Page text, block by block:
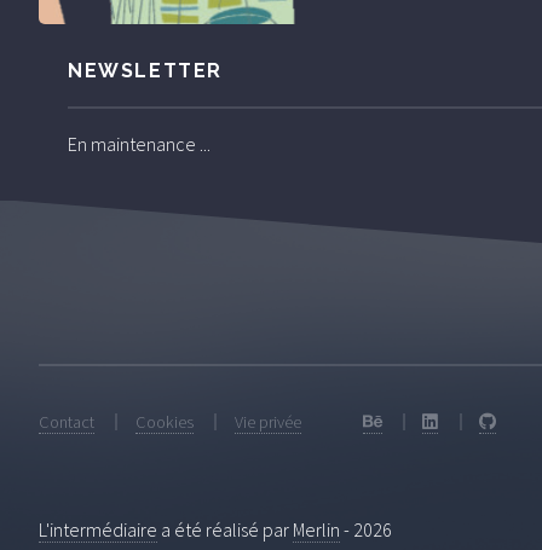
NEWSLETTER
En maintenance ...
Contact Cookies Vie privée
L'intermédiaire a été réalisé par Merlin - 2026